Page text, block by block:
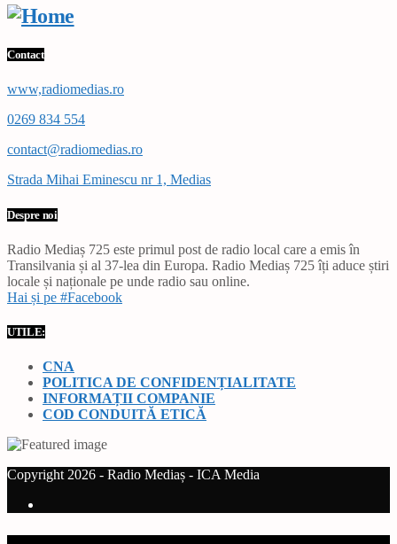
Contact
www,radiomedias.ro
0269 834 554
contact@radiomedias.ro
Strada Mihai Eminescu nr 1, Medias
Despre noi
Radio Mediaș 725 este primul post de radio local care a emis în
Transilvania și al 37-lea din Europa. Radio Mediaș 725 îți aduce știri
locale și naționale pe unde radio sau online.
Hai și pe #Facebook
UTILE:
CNA
POLITICA DE CONFIDENȚIALITATE
INFORMAȚII COMPANIE
COD CONDUITĂ ETICĂ
Copyright 2026 - Radio Mediaș - ICA Media